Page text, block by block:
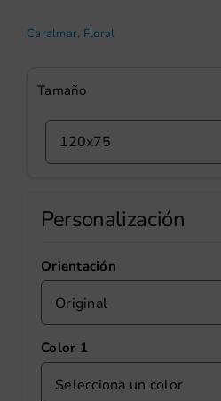
Caralmar, Floral
Tamaño
Personalización
Orientación
Original
Color 1
Selecciona un color